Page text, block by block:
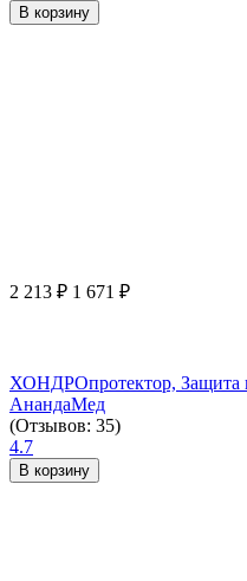
В корзину
2 213 ₽ 1 671 ₽
ХОНДРОпротектор, Защита
АнандаМед
(Отзывов: 35)
4.7
В корзину